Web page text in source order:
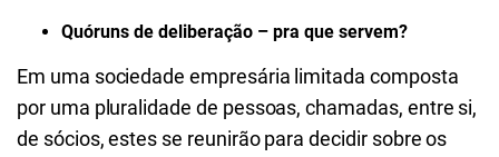
Quóruns de deliberação – pra que servem?
Em uma sociedade empresária limitada composta
por uma pluralidade de pessoas, chamadas, entre si,
de sócios, estes se reunirão para decidir sobre os